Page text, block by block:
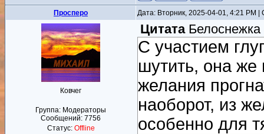
Просперо Дата: Вторник, 2025-04-01, 4:21 PM
Ковчег
Группа: Модераторы
Сообщений: 7756
Статус: Offline
Цитата Белоснежка
С участием
шутить, она же
желания
наоборот, из
особенно для